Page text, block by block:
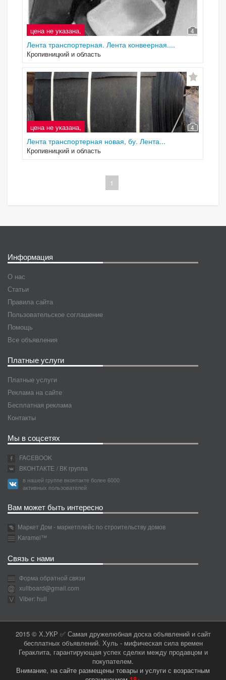
цена не указана, 4
Лента транспортерная. Лента конвеерная....
Кропивницкий и область
цена не указана, 4
Лента транспортерная новая, бу. Лента...
Кропивницкий и область
1
Информация
О нас
Статьи
Правила сайта
Пользовательское соглашение
Помощь
Все объявления
Платные услуги
Платные услуги
Реклама на сайте
Бесплатная реклама
Контакты
Мы в соцсетях
FACEBOOK
ВКОНТАКТЕ / ВК группа
в нашей группе вконтакте более 6000
активных пользователей
Вам может быть интересно
Маркет Дом - маркетплейс по строительству домов
Karamel™
Связь с нами
Форма обратной связи
xullboard@gmail.com
Viber: hull
2015 © Х.УКР ✅ Самая дружелюбная доска объявлений и сайт
бесплатных объявлений. Хуль - мифическая сила времен
Гераклита, гарантирующая успех сделки между продавцом и
покупателем.
Внимание, на сайте размещены товары и услуги с возрастным